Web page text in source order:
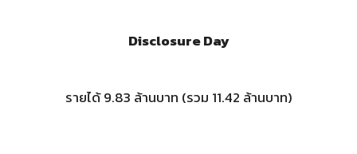
Disclosure Day
รายได้ 9.83 ล้านบาท (รวม 11.42 ล้านบาท)